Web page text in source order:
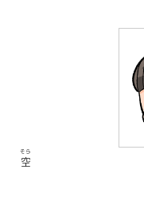
空
そら